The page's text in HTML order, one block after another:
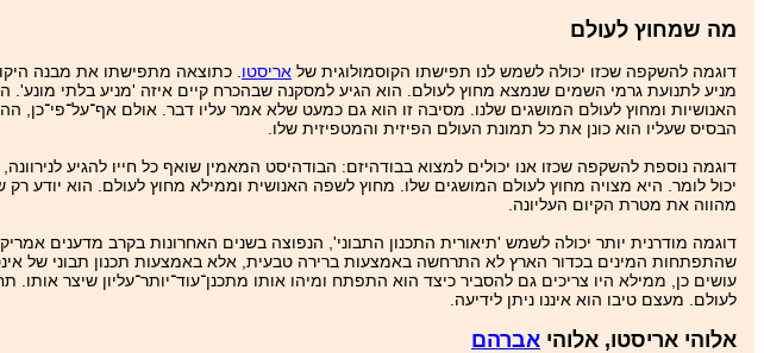
מה שמחוץ לעולם
דוגמה להשקפה שכזו יכולה לשמש לנו תפישתו הקוסמולוגית של אריסטו . כתוצאה מתפישתו את מבנה
מניע לתנועת גרמי השמים שנמצא מחוץ לעולם. הוא הגיע למסקנה שבהכרח קיים איזה 'מניע בלתי מונע'.
האנושיות ומחוץ לעולם המושגים שלנו. מסיבה זו הוא גם כמעט שלא אמר עליו דבר. אולם אף־על־פי־כן,
הבסיס שעליו הוא כונן את כל תמונת העולם הפיזית והמטפיזית שלו.
דוגמה נוספת להשקפה שכזו אנו יכולים למצוא בבודהיזם: הבודהיסט המאמין שואף כל חייו להגיע
יכול לומר. היא מצויה מחוץ לעולם המושגים שלו. מחוץ לשפה האנושית וממילא מחוץ לעולם. הוא
מהווה את מטרת הקיום העליונה.
דוגמה מודרנית יותר יכולה לשמש 'תיאורית התכנון התבוני', הנפוצה בשנים האחרונות בקרב מדענים
שהתפתחות המינים בכדור הארץ לא התרחשה באמצעות ברירה טבעית, אלא באמצעות תכנון תבוני של
עושים כן, ממילא היו צריכים גם להסביר כיצד הוא התפתח ומיהו אותו מתכנן־עוד־יותר־עליון שיצר
לעולם. מעצם טיבו הוא איננו ניתן לידיעה.
אלוהי אריסטו, אלוהי אברהם